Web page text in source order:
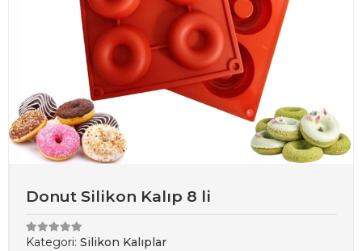
Donut Silikon Kalıp 8 li
Kategori: Silikon Kalıplar